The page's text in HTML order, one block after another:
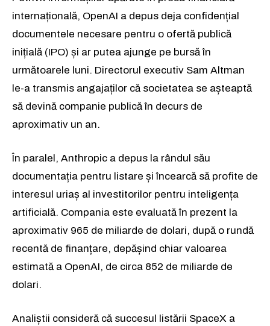
internațională, OpenAI a depus deja confidențial
documentele necesare pentru o ofertă publică
inițială (IPO) și ar putea ajunge pe bursă în
următoarele luni. Directorul executiv Sam Altman
le-a transmis angajaților că societatea se așteaptă
să devină companie publică în decurs de
aproximativ un an.
În paralel, Anthropic a depus la rândul său
documentația pentru listare și încearcă să profite de
interesul uriaș al investitorilor pentru inteligența
artificială. Compania este evaluată în prezent la
aproximativ 965 de miliarde de dolari, după o rundă
recentă de finanțare, depășind chiar valoarea
estimată a OpenAI, de circa 852 de miliarde de
dolari.
Analiștii consideră că succesul listării SpaceX a